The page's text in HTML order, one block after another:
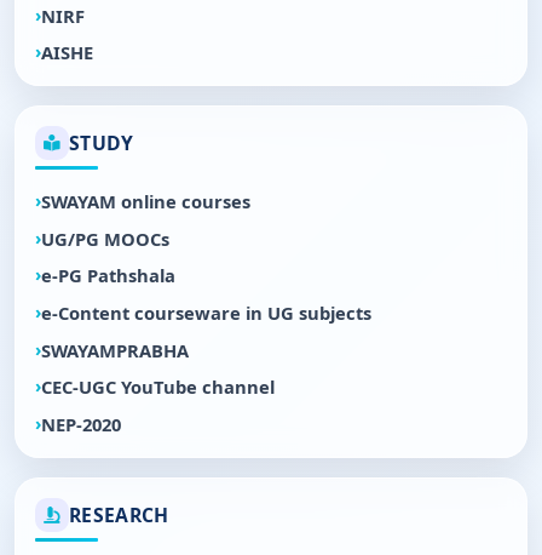
NIRF
AISHE
STUDY
SWAYAM online courses
UG/PG MOOCs
e-PG Pathshala
e-Content courseware in UG subjects
SWAYAMPRABHA
CEC-UGC YouTube channel
NEP-2020
RESEARCH